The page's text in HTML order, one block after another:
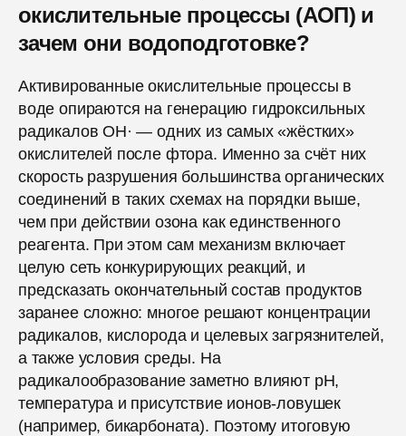
окислительные процессы (АОП) и
зачем они водоподготовке?
Активированные окислительные процессы в
воде опираются на генерацию гидроксильных
радикалов ОН· — одних из самых «жёстких»
окислителей после фтора. Именно за счёт них
скорость разрушения большинства органических
соединений в таких схемах на порядки выше,
чем при действии озона как единственного
реагента. При этом сам механизм включает
целую сеть конкурирующих реакций, и
предсказать окончательный состав продуктов
заранее сложно: многое решают концентрации
радикалов, кислорода и целевых загрязнителей,
а также условия среды. На
радикалообразование заметно влияют pH,
температура и присутствие ионов-ловушек
(например, бикарбоната). Поэтому итоговую